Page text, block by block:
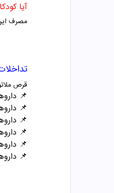
آیا
مصرف این قرص
قرص
📌
📌
📌
📌
📌
📌